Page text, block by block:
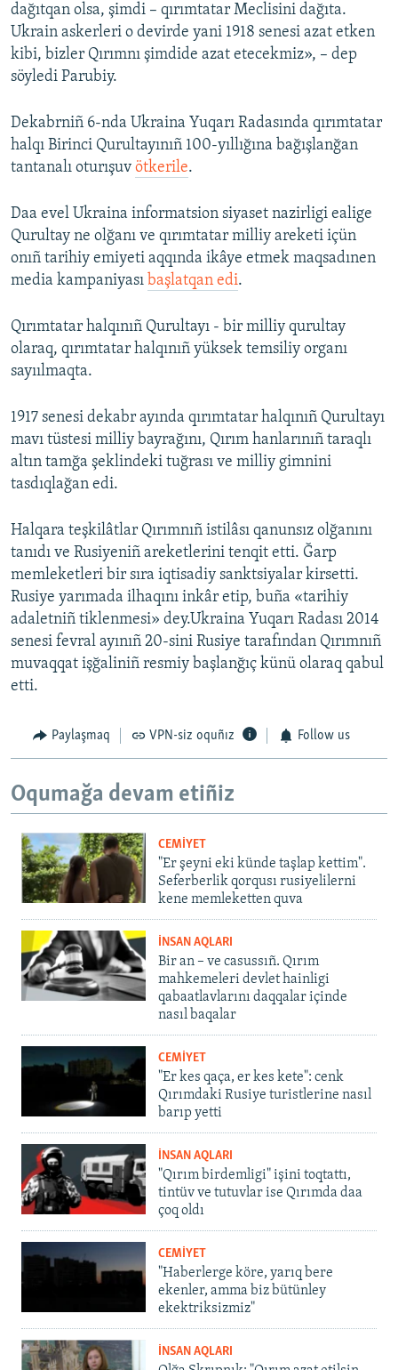
dağıtqan olsa, şimdi – qırımtatar Meclisini dağıta.
Ukrain askerleri o devirde yani 1918 senesi azat etken
kibi, bizler Qırımnı şimdide azat etecekmiz», – dep
söyledi Parubiy.
Dekabrniñ 6-nda Ukraina Yuqarı Radasında qırımtatar
halqı Birinci Qurultayınıñ 100-yıllığına bağışlanğan
tantanalı oturışuv ötkerile.
Daa evel Ukraina informatsion siyaset nazirligi ealige
Qurultay ne olğanı ve qırımtatar milliy areketi içün
onıñ tarihiy emiyeti aqqında ikâye etmek maqsadınen
media kampaniyası başlatqan edi.
Qırımtatar halqınıñ Qurultayı - bir milliy qurultay
olaraq, qırımtatar halqınıñ yüksek temsiliy organı
sayıılmaqta.
1917 senesi dekabr ayında qırımtatar halqınıñ Qurultayı
mavı tüstesi milliy bayrağını, Qırım hanlarınıñ taraqlı
altın tamğa şeklindeki tuğrası ve milliy gimnini
tasdıqlağan edi.
Halqara teşkilâtlar Qırımnıñ istilâsı qanunsız olğanını
tanıdı ve Rusiyeniñ areketlerini tenqit etti. Ğarp
memleketleri bir sıra iqtisadiy sanktsiyalar kirsetti.
Rusiye yarımada ilhaqını inkâr etip, buña «tarihiy
adaletniñ tiklenmesi» dey.Ukraina Yuqarı Radası 2014
senesi fevral ayınıñ 20-sini Rusiye tarafından Qırımnıñ
muvaqqat işğaliniñ resmiy başlanğıç künü olaraq qabul
etti.
Paylaşmaq VPN-siz oquñız Follow us
Oqumağa devam etiñiz
CEMİYET
"Er şeyni eki künde taşlap kettim".
Seferberlik qorqusı rusiyelilerni
kene memleketten quva
İNSAN AQLARI
Bir an – ve casussıñ. Qırım
mahkemeleri devlet hainligi
qabaatlavlarını daqqalar içinde
nasıl baqalar
CEMİYET
"Er kes qaça, er kes kete": cenk
Qırımdaki Rusiye turistlerine nasıl
barıp yetti
İNSAN AQLARI
"Qırım birdemligi" işini toqtattı,
tintüv ve tutuvlar ise Qırımda daa
çoq oldı
CEMİYET
"Haberlerge köre, yarıq bere
ekenler, amma biz bütünley
ekektriksizmiz"
İNSAN AQLARI